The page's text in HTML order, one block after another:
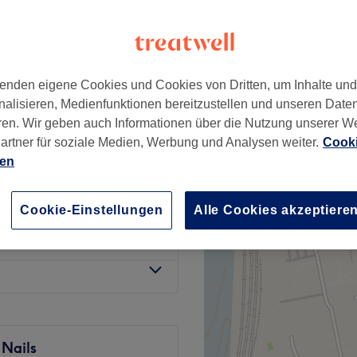
ab 55 €
Spare bis zu 45%
mit
64,90 €
Technik)
69,30 €
eigene Cookies und Cookies von Dritten, um Inhalte
Medienfunktionen bereitzustellen und unseren
Wir geben auch Informationen über die Nutzung unserer
für soziale Medien, Werbung und Analysen weiter.
Cookie-Einstellungen Alle Cookies akzeptieren